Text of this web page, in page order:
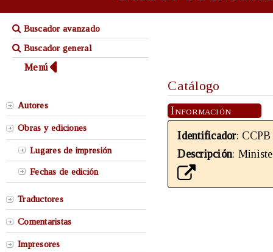
Buscador avanzado
Buscador general
Menú
Autores
Obras y ediciones
Lugares de impresión
Fechas de edición
Traductores
Comentaristas
Impresores
Catálogo
Información
Identificador: CCPB
Descripción: